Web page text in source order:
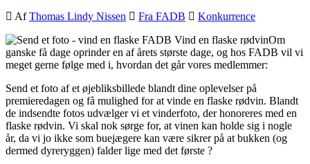
Af Thomas Lindy Nissen Fra FADB
Konkurrence
Om
ganske få dage oprinder en af årets største dage, og hos FADB vil vi
meget gerne følge med i, hvordan det går vores medlemmer:
Send et foto af et øjebliksbillede blandt dine oplevelser på
premieredagen og få mulighed for at vinde en flaske rødvin. Blandt
de indsendte fotos udvælger vi et vinderfoto, der honoreres med en
flaske rødvin. Vi skal nok sørge for, at vinen kan holde sig i nogle
år, da vi jo ikke som buejægere kan være sikrer på at bukken (og
dermed dyreryggen) falder lige med det første ?